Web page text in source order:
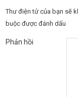
Thư điện tử của bạn sẽ
buộc được đánh dấu
Phản hồi